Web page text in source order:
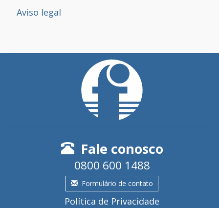
Aviso legal
Fale conosco
0800 600 1488
Formulário de contato
Política de Privacidade